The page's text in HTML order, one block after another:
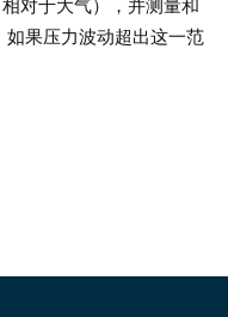
对于大气），并测量和
果压力波动超出这一范